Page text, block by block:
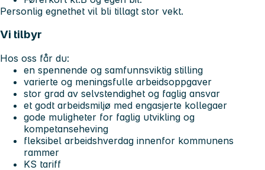
Personlig egnethet vil bli tillagt stor vekt.
Vi tilbyr
Hos oss får du:
en spennende og samfunnsviktig stilling
varierte og meningsfulle arbeidsoppgaver
stor grad av selvstendighet og faglig ansvar
et godt arbeidsmiljø med engasjerte kollegaer
gode muligheter for faglig utvikling og
kompetanseheving
fleksibel arbeidshverdag innenfor kommunens
rammer
KS tariff